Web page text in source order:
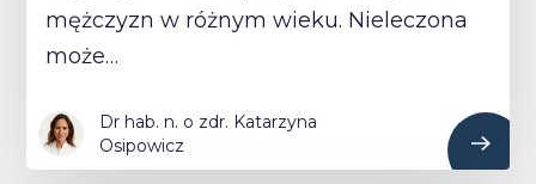
mężczyzn w różnym wieku. Nieleczona
może…
Dr hab. n. o zdr. Katarzyna
Osipowicz